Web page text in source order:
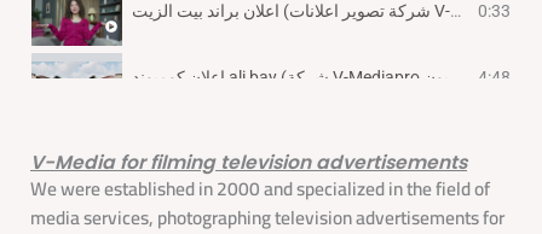
اعلان براند بيت الزيت (شركة تصوير اعلانات V-Media Pro) 0:33
4:48
1:15
V-Media for filming television advertisements
We were established in 2000 and specialized in the field of
media services, photographing television advertisements for